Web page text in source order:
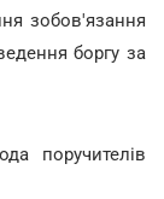
зобов'язання
боргу за
поручителів